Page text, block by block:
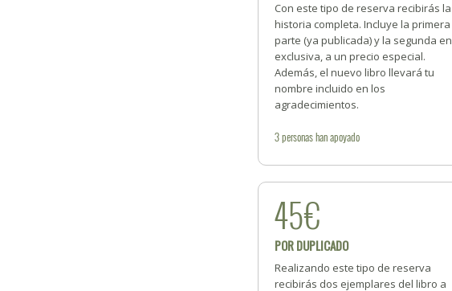
Con este tipo de reserva recibirás la
historia completa. Incluye la primera
parte (ya publicada) y la segunda en
exclusiva, a un precio especial.
Además, el nuevo libro llevará tu
nombre incluido en los
agradecimientos.
3personashan apoyado
45€
POR DUPLICADO
Realizando este tipo de reserva
recibirás dos ejemplares del libro a